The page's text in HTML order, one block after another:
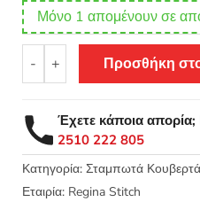
Μόνο 1 απομένουν σε
-
Σταμπωτή
πάνα
σε
πικέ
βαμβακερό
90x90
Μονόκερος
+ Προσθήκη
Έχετε κάποια απορία;
2510 222 805
Κατηγορία: Σταμπωτά
Εταιρία: Regina Stitch